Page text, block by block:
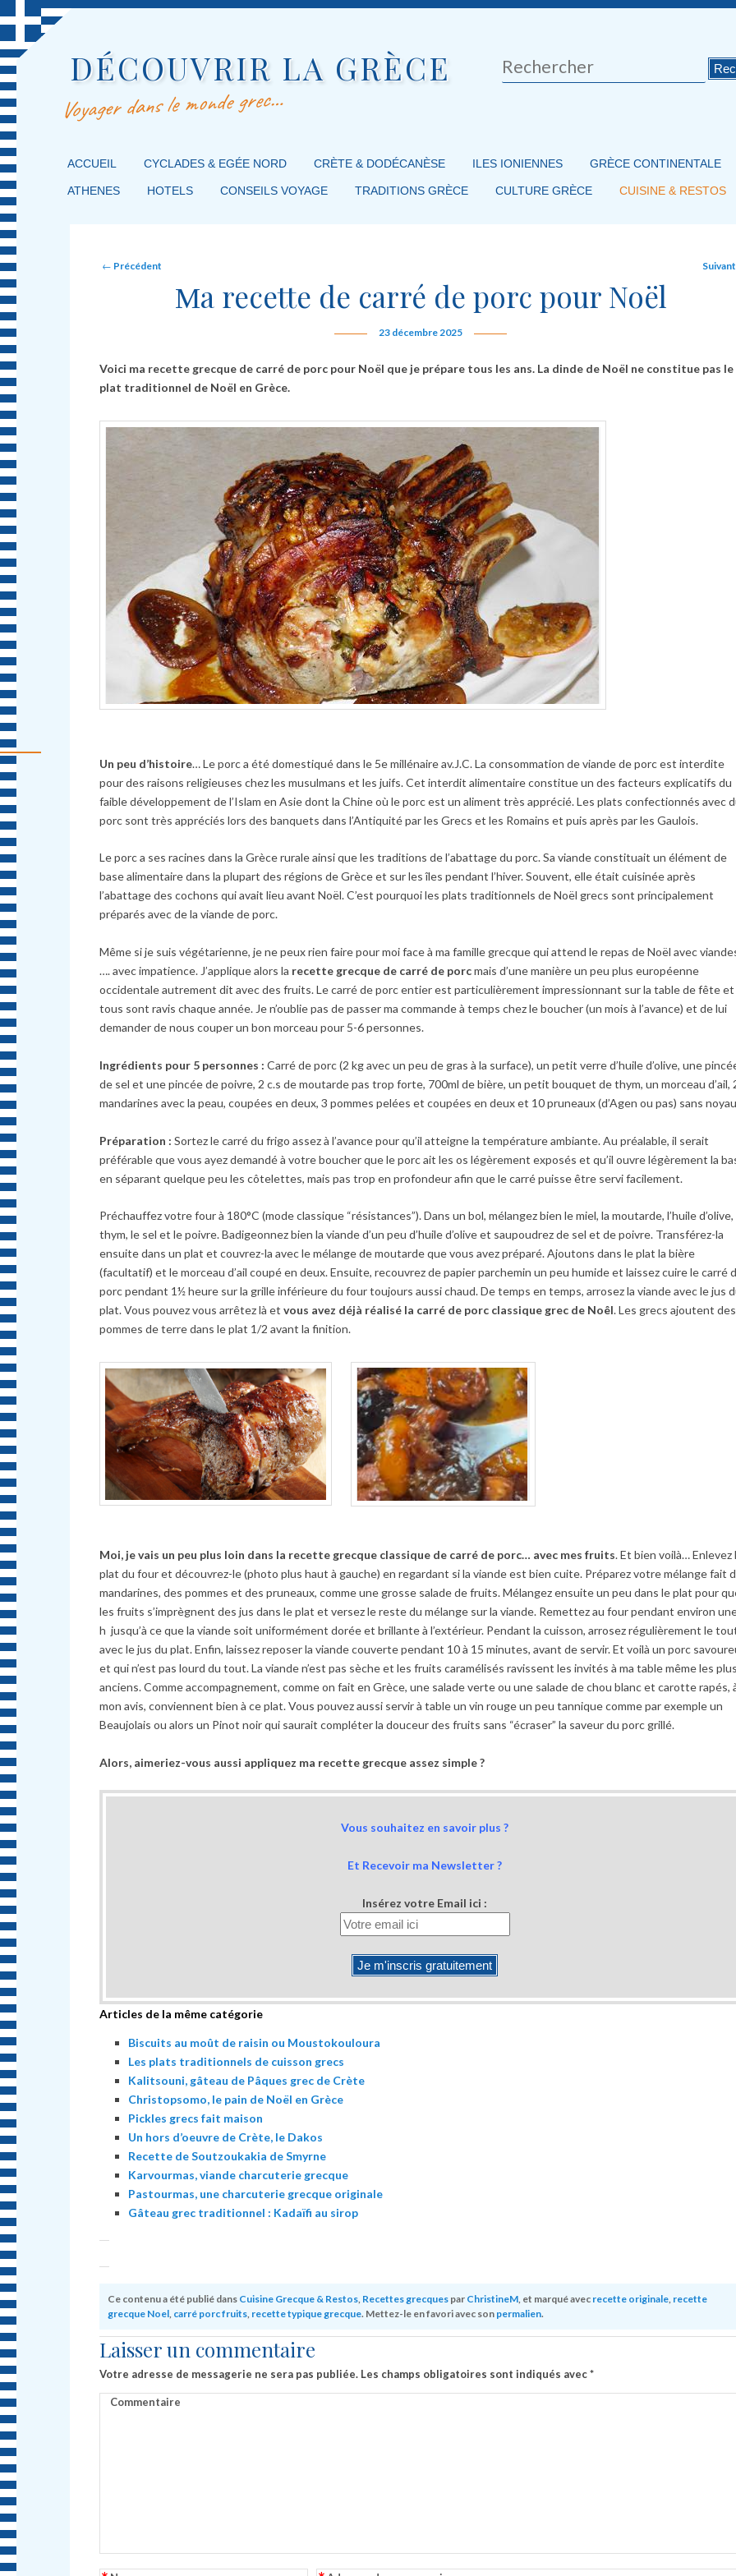
DÉCOUVRIR LA GRÈCE
Voyager dans le monde grec…
Rechercher
MENU PRINCIPAL
MASQUER LA NAVIGATION PRINCIPALE
MASQUER LA NAVIGATION SECONDAIRE
ACCUEIL CYCLADES & EGÉE NORD CRÈTE & DODÉCANÈSE ILES IONIENNES GRÈCE CONTINENTALE
ATHENES HOTELS CONSEILS VOYAGE TRADITIONS GRÈCE CULTURE GRÈCE CUISINE & RESTOS
Post navigation
← Précédent Suivant
Μa recette de carré de porc pour Noël
23 décembre 2025
Voici ma recette grecque de carré de porc pour Noël que je prépare tous les ans. La dinde de Noël ne constitue pas le
plat traditionnel de Noël en Grèce.
Un peu d’histoire… Le porc a été domestiqué dans le 5e millénaire av.J.C. La consommation de viande de porc est interdite
pour des raisons religieuses chez les musulmans et les juifs. Cet interdit alimentaire constitue un des facteurs explicatifs du
faible développement de l’Islam en Asie dont la Chine où le porc est un aliment très apprécié. Les plats confectionnés avec
porc sont très appréciés lors des banquets dans l’Antiquité par les Grecs et les Romains et puis après par les Gaulois.
Le porc a ses racines dans la Grèce rurale ainsi que les traditions de l’abattage du porc. Sa viande constituait un élément de
base alimentaire dans la plupart des régions de Grèce et sur les îles pendant l’hiver. Souvent, elle était cuisinée après
l’abattage des cochons qui avait lieu avant Noël. C’est pourquoi les plats traditionnels de Noël grecs sont principalement
préparés avec de la viande de porc.
Même si je suis végétarienne, je ne peux rien faire pour moi face à ma famille grecque qui attend le repas de Noël avec
…. avec impatience. J’applique alors la recette grecque de carré de porcmais d’une manière un peu plus européenne
occidentale autrement dit avec des fruits. Le carré de porc entier est particulièrement impressionnant sur la table de fête et
tous sont ravis chaque année. Je n’oublie pas de passer ma commande à temps chez le boucher (un mois à l’avance) et de lui
demander de nous couper un bon morceau pour 5-6 personnes.
Ingrédients pour 5 personnes : Carré de porc (2 kg avec un peu de gras à la surface), un petit verre d’huile d’olive, une
de sel et une pincée de poivre, 2 c.s de moutarde pas trop forte, 700ml de bière, un petit bouquet de thym, un morceau d’ail,
mandarines avec la peau, coupées en deux, 3 pommes pelées et coupées en deux et 10 pruneaux (d’Agen ou pas) sans
Préparation : Sortez le carré du frigo assez à l’avance pour qu’il atteigne la température ambiante. Au préalable, il serait
préférable que vous ayez demandé à votre boucher que le porc ait les os légèrement exposés et qu’il ouvre légèrement la
en séparant quelque peu les côtelettes, mais pas trop en profondeur afin que le carré puisse être servi facilement.
Préchauffez votre four à 180°C (mode classique “résistances”). Dans un bol, mélangez bien le miel, la moutarde, l’huile d’olive,
thym, le sel et le poivre. Badigeonnez bien la viande d’un peu d’huile d’olive et saupoudrez de sel et de poivre. Transférez-la
ensuite dans un plat et couvrez-la avec le mélange de moutarde que vous avez préparé. Ajoutons dans le plat la bière
(facultatif) et le morceau d’ail coupé en deux. Ensuite, recouvrez de papier parchemin un peu humide et laissez cuire le carré
porc pendant 1½ heure sur la grille inférieure du four toujours aussi chaud. De temps en temps, arrosez la viande avec le jus
plat. Vous pouvez vous arrêtez là etvous avez déjà réalisé la carré de porc classique grec de Noêl. Les grecs ajoutent des
pommes de terre dans le plat 1/2 avant la finition.
Moi, je vais un peu plus loin dans la recette grecque classique de carré de porc… avec mes fruits. Et bien voilà… Enlevez
plat du four et découvrez-le (photo plus haut à gauche) en regardant si la viande est bien cuite. Préparez votre mélange fait
mandarines, des pommes et des pruneaux, comme une grosse salade de fruits. Mélangez ensuite un peu dans le plat pour
les fruits s’imprègnent des jus dans le plat et versez le reste du mélange sur la viande. Remettez au four pendant environ
h jusqu’à ce que la viande soit uniformément dorée et brillante à l’extérieur. Pendant la cuisson, arrosez régulièrement le
avec le jus du plat. Enfin, laissez reposer la viande couverte pendant 10 à 15 minutes, avant de servir. Et voilà un porc
et qui n’est pas lourd du tout. La viande n’est pas sèche et les fruits caramélisés ravissent les invités à ma table même les plus
anciens. Comme accompagnement, comme on fait en Grèce, une salade verte ou une salade de chou blanc et carotte rapés,
mon avis, conviennent bien à ce plat. Vous pouvez aussi servir à table un vin rouge un peu tannique comme par exemple un
Beaujolais ou alors un Pinot noir qui saurait compléter la douceur des fruits sans “écraser” la saveur du porc grillé.
Alors, aimeriez-vous aussi appliquez ma recette grecque assez simple ?
Vous souhaitez en savoir plus ?
Et Recevoir ma Newsletter ?
Insérez votre Email ici :
Articles de la même catégorie
Biscuits au moût de raisin ou Moustokouloura
Les plats traditionnels de cuisson grecs
Kalitsouni, gâteau de Pâques grec de Crète
Christopsomo, le pain de Noël en Grèce
Pickles grecs fait maison
Un hors d’oeuvre de Crète, le Dakos
Recette de Soutzoukakia de Smyrne
Karvourmas, viande charcuterie grecque
Pastourmas, une charcuterie grecque originale
Gâteau grec traditionnel : Kadaïfi au sirop
Ce contenu a été publié dans Cuisine Grecque & Restos, Recettes grecques par ChristineM, et marqué avec recette originale, recette
grecque Noel, carré porc fruits, recette typique grecque. Mettez-le en favori avec son permalien.
Laisser un commentaire
Votre adresse de messagerie ne sera pas publiée. Les champs obligatoires sont indiqués avec*
Commentaire